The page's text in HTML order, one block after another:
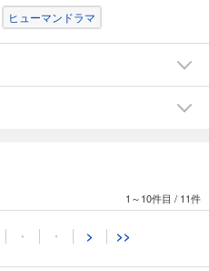
ヒューマンドラマ
1～10件目 / 11件
・ ・ > >>